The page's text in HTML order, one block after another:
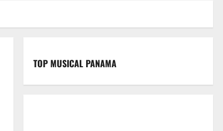
TOP MUSICAL PANAMA